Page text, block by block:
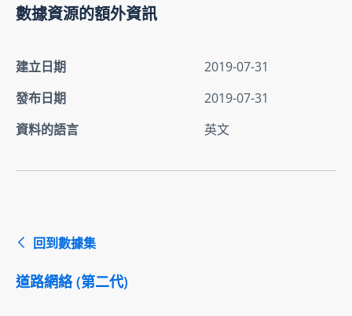
數據資源的額外資訊
建立日期
2019-07-31
發布日期
2019-07-31
資料的語言
英文
回到數據集
道路網絡 (第二代)